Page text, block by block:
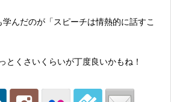
んだのが「スピーチは情熱的に話すこ
とくさいくらいが丁度良いかもね！